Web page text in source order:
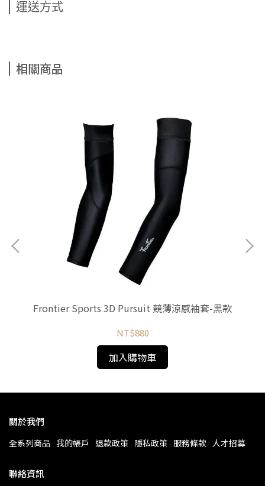
運送方式
相關商品
Frontier Sports 3D Pursuit 競薄涼感袖套-黑款
NT$880
加入購物車
關於我們
全系列商品 我的帳戶 退款政策 隱私政策 服務條款 人才招募
聯絡資訊